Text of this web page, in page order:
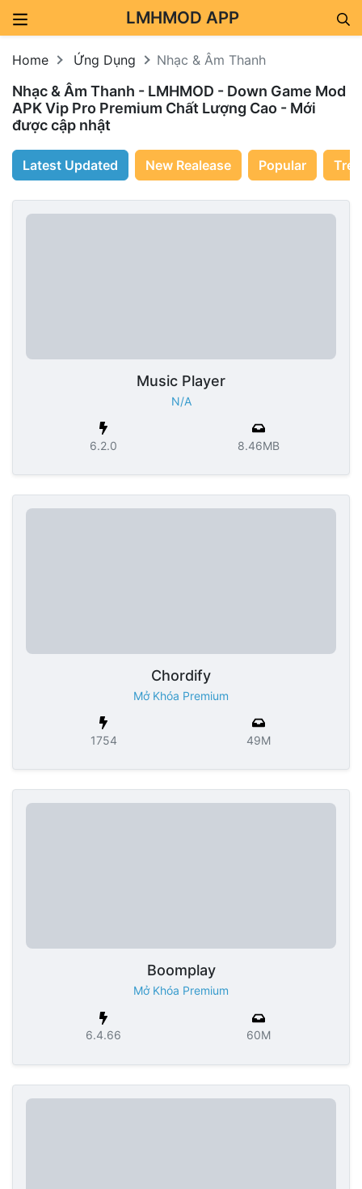
LMHMOD APP
Home Ứng Dụng Nhạc & Âm Thanh
Nhạc & Âm Thanh - LMHMOD - Down Game Mod
APK Vip Pro Premium Chất Lượng Cao - Mới
được cập nhật
Latest Updated New Realease Popular
Music Player
N/A
6.2.0 8.46MB
Chordify
Mở Khóa Premium
1754 49M
Boomplay
Mở Khóa Premium
6.4.66 60M